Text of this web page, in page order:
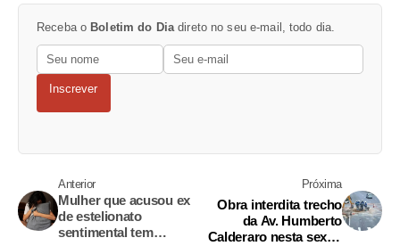
Receba o Boletim do Dia direto no seu e-mail, todo dia.
Inscrever
Anterior
Mulher que acusou ex
de estelionato
sentimental tem
Próxima
Obra interdita trecho
da Av. Humberto
Calderaro nesta sexta-